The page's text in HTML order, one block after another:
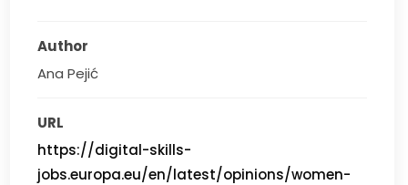
Author
Ana Pejić
URL
https://digital-skills-
jobs.europa.eu/en/latest/opinions/women-